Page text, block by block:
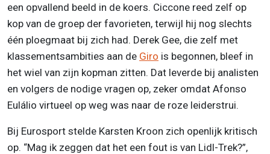
een opvallend beeld in de koers. Ciccone reed zelf op
kop van de groep der favorieten, terwijl hij nog slechts
één ploegmaat bij zich had. Derek Gee, die zelf met
klassementsambities aan de Giro is begonnen, bleef in
het wiel van zijn kopman zitten. Dat leverde bij analisten
en volgers de nodige vragen op, zeker omdat Afonso
Eulálio virtueel op weg was naar de roze leiderstrui.
Bij Eurosport stelde Karsten Kroon zich openlijk kritisch
op. “Mag ik zeggen dat het een fout is van Lidl-Trek?”,